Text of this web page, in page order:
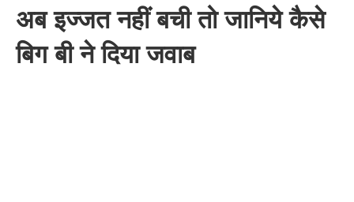
अब इज्जत नहीं बची तो जानिये कैसे
बिग बी ने दिया जवाब